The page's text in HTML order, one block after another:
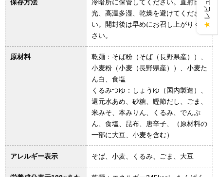
保存方法
冷暗所に保管してください。直射日
光、高温多湿、乾燥を避けてくださ
い。開封後は早めにお召し上がりくだ
さい。
原材料
乾麺：そば粉（そば（長野県産））、
小麦粉（小麦（長野県産））、小麦た
ん白、食塩
くるみつゆ：しょうゆ（国内製造）、
還元水あめ、砂糖、鰹節だし、ごま、
米みそ、本みりん、くるみ、でんぷ
ん、食塩、昆布、唐辛子、（原材料の
一部に大豆、小麦を含む）
アレルギー表示 そば、小麦、くるみ、ごま、大豆
★